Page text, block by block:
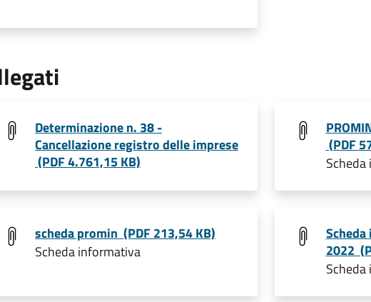
Determinazione n. 38 -
Cancellazione registro delle imprese
(PDF 4.761,15 KB)
(PDF
scheda promin (PDF 213,54 KB)
Scheda informativa
2022